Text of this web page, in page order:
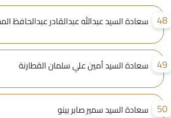
سعادة السيد عبدالله عبدالقادر عبدالحافظ المطر
سعادة السيد أمين علي سلمان القطارنة
سعادة السيد سمير صابر بينو